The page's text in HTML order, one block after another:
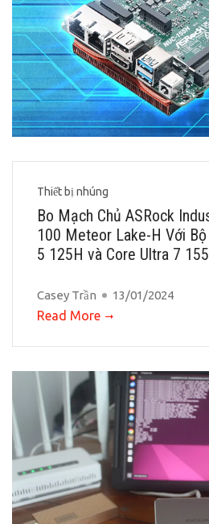
Thiết bị nhúng
Bo Mạch Chủ ASRock
100 Meteor Lake-H Với
5 125H và Core Ultra 7
Casey Trần 13/01/2024
Read More